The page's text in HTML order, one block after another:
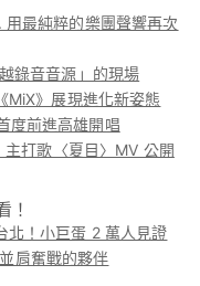
用最純粹的樂團聲響再次
錄音音源」的現場
MiX》展現進化新姿態
度前進高雄開唱
打歌〈夏目〉MV 公開
！
北！小巨蛋 2 萬人見證
肩奮戰的夥伴